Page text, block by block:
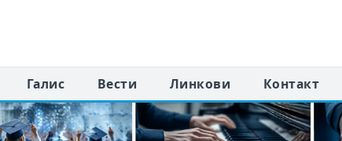
Галис Вести Линкови Контакт